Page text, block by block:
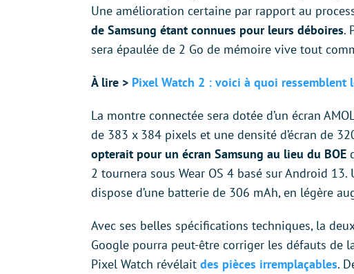
Une amélioration certaine par rapport au
de Samsung étant connues pour leurs déboires.
sera épaulée de 2 Go de mémoire vive tout
À lire > Pixel Watch 2 : voici à quoi ressemblent
La montre connectée sera dotée d’un écran
de 383 x 384 pixels et une densité d’écran de
opterait pour un écran Samsung au lieu du BOE
2 tournera sous Wear OS 4 basé sur Android
dispose d’une batterie de 306 mAh, en légère
Avec ses belles spécifications techniques, la
Google pourra peut-être corriger les défauts de
Pixel Watch révélait des pièces irremplaçables.